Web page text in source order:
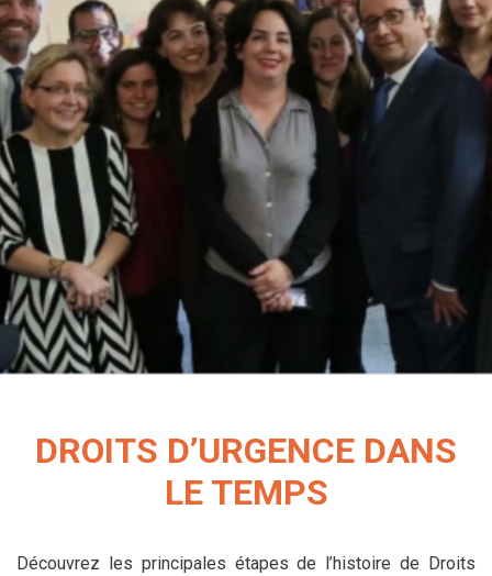
DROITS D’URGENCE DANS
LE TEMPS
Découvrez les principales étapes de l’histoire de Droits